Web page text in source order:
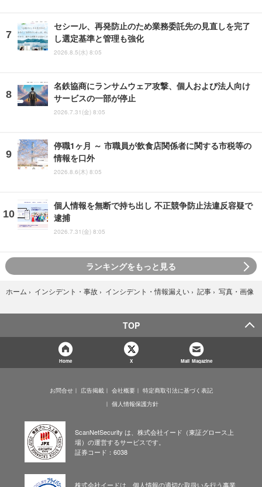
セシール、再発防止のため業務委託先の見直しを完了
し選定基準と管理も強化
2026.8.5(水) 8:05
名鉄協商にランサムウェア攻撃、個人および法人向け
サービスの一部が停止
2026.7.31(金) 8:05
停職1ヶ月 ～ 市職員が飲食店関係者に関する市税等の
情報を口外
2026.8.6(木) 8:05
個人情報を無断で持ち出し 不正競争防止法違反容疑で
逮捕
2026.7.31(金) 8:05
ランキングをもっと見る
ホーム › インシデント・事故 › インシデント・情報漏えい › 記事 › 写真・画像
TOP
Home X Mail Magazine
お問合せ 広告掲載 会社概要
特定商取引法に基づく表記
個人情報保護方針
ScanNetSecurity は、株式会社イード（東証グロース上
場）の運営するサービスです。
証券コード：6038
株式会社イードは、個人情報の適切な取扱いを行う事業